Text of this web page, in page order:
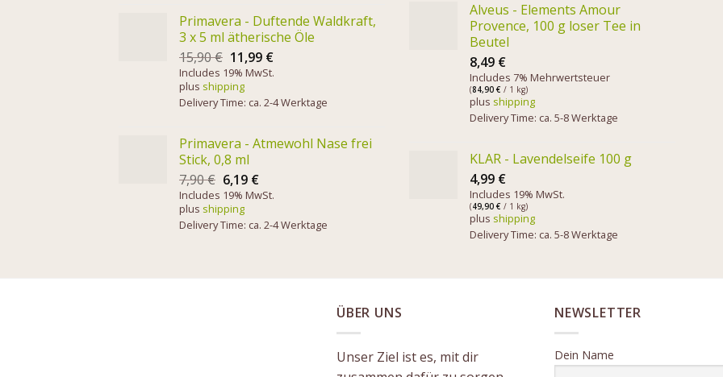
Primavera - Duftende Waldkraft,
3 x 5 ml ätherische Öle
15,90€ 11,99 €
Includes 19% MwSt.
plus shipping
Delivery Time: ca. 2-4 Werktage
Primavera - Atmewohl Nase frei
Stick, 0,8 ml
7,90€ 6,19 €
Includes 19% MwSt.
plus shipping
Delivery Time: ca. 2-4 Werktage
Alveus - Elements Amour
Provence, 100 g loser Tee in
Beutel
8,49 €
Includes 7% Mehrwertsteuer
(84,90 € / 1 kg)
plus shipping
Delivery Time: ca. 5-8 Werktage
KLAR - Lavendelseife 100 g
4,99 €
Includes 19% MwSt.
(49,90 € / 1 kg)
plus shipping
Delivery Time: ca. 5-8 Werktage
ÜBER UNS
Unser Ziel ist es, mit dir
NEWSLETTER
Dein Name